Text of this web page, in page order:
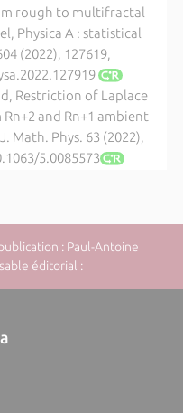
rough to multifractal
Physica A : statistical
(2022), 127619,
Restriction of Laplace
and Rn+1 ambient
Math. Phys. 63 (2022),
5.0085573
: Paul-Antoine
éditorial :